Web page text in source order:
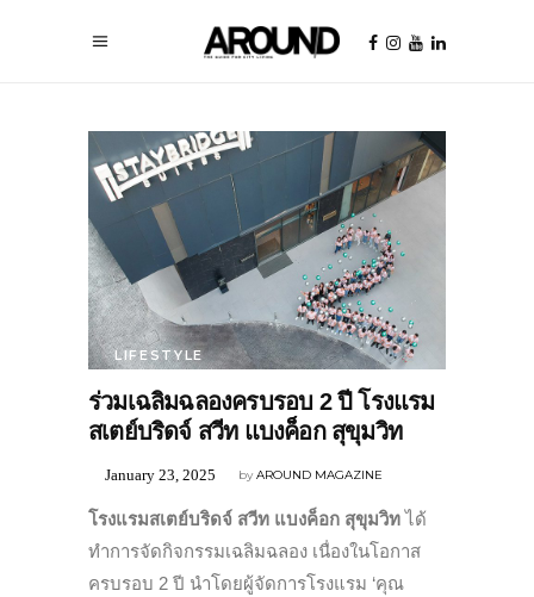
LIFESTYLE
ร่วมเฉลิมฉลองครบรอบ 2 ปี โรงแรม
สเตย์บริดจ์ สวีท แบงค็อก สุขุมวิท
byAROUND MAGAZINE
January 23, 2025
โรงแรมสเตย์บริดจ์ สวีท แบงค็อก สุขุมวิทได้
ทำการจัดกิจกรรมเฉลิมฉลอง เนื่องในโอกาส
ครบรอบ 2 ปี นำโดยผู้จัดการโรงแรม ‘คุณ